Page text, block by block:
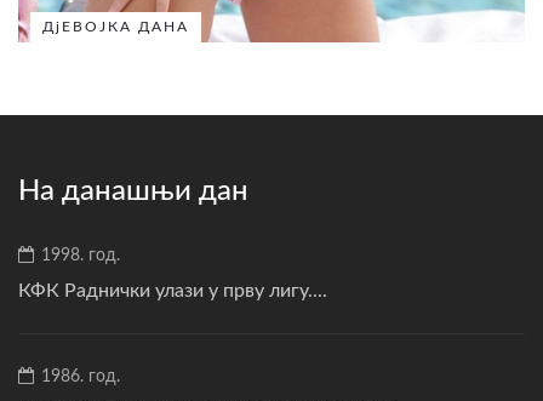
ДјЕВОЈКА ДАНА
На данашњи дан
1998. год.
КФК Раднички улази у прву лигу....
1986. год.